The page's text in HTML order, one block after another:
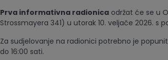
Prva informativna radionicaodržat će se u
Strossmayera 341) u utorak 10. veljače 2026. s
Za sudjelovanje na radionici potrebno je
do 16:00 sati.